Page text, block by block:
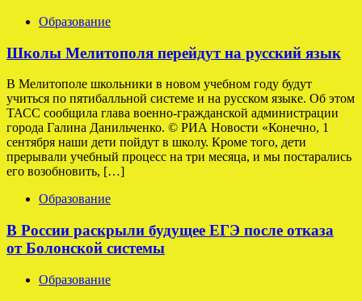
Образование
Школы Мелитополя перейдут на русский язык
В Мелитополе школьники в новом учебном году будут
учиться по пятибалльной системе и на русском языке. Об этом
ТАСС сообщила глава военно-гражданской администрации
города Галина Данильченко. © РИА Новости «Конечно, 1
сентября наши дети пойдут в школу. Кроме того, дети
прерывали учебный процесс на три месяца, и мы постарались
его возобновить, […]
Образование
В России раскрыли будущее ЕГЭ после отказа
от Болонской системы
Образование